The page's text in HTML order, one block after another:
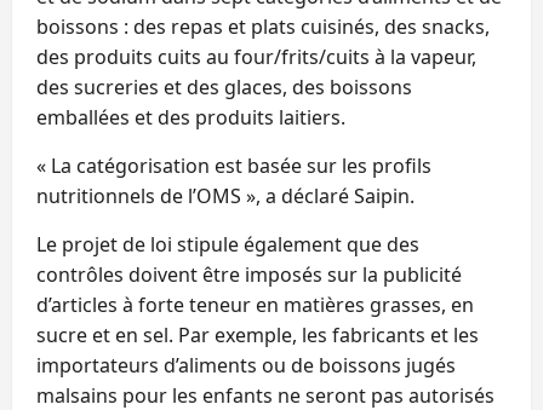
boissons : des repas et plats cuisinés, des snacks,
des produits cuits au four/frits/cuits à la vapeur,
des sucreries et des glaces, des boissons
emballées et des produits laitiers.
« La catégorisation est basée sur les profils
nutritionnels de l’OMS », a déclaré Saipin.
Le projet de loi stipule également que des
contrôles doivent être imposés sur la publicité
d’articles à forte teneur en matières grasses, en
sucre et en sel. Par exemple, les fabricants et les
importateurs d’aliments ou de boissons jugés
malsains pour les enfants ne seront pas autorisés